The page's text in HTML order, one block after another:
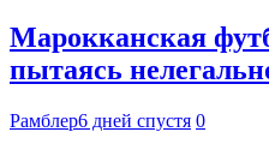
Марокканская
пытаясь
Рамблер6 дней спустя 0